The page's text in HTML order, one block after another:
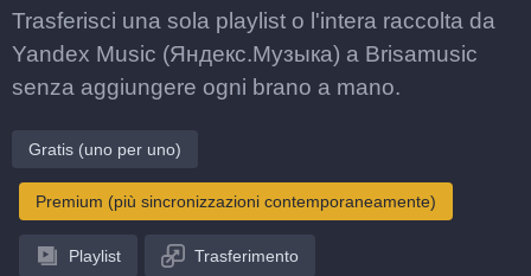
Trasferisci una sola playlist o l'intera raccolta da
Yandex Music (Яндекс.Музыка) a Brisamusic
senza aggiungere ogni brano a mano.
Gratis (uno per uno)
Premium (più sincronizzazioni contemporaneamente)
Playlist Trasferimento